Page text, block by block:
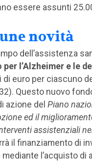
essere assunti
novità
dell’assistenza
per l’Alzheimer e le
di euro per ciascuno
Questo nuovo
azione del Piano
ed il
assistenziali
il finanziamento di
mediante l’acquisto di